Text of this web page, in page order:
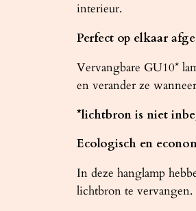
interieur.
Perfect op elkaar
Vervangbare GU10*
en verander ze
*lichtbron is niet
Ecologisch en
In deze hanglamp
lichtbron te